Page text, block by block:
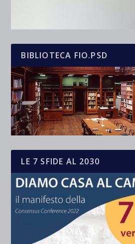
BIBLIOTECA FIO.PSD
LE 7 SFIDE AL 2030